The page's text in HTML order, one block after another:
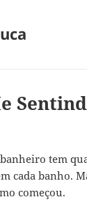
tem
cada banho.
começou.